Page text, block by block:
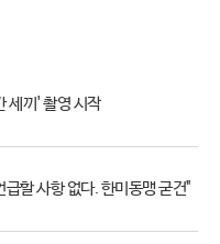
세끼' 촬영 시작
할 사항 없다. 한미동맹 굳건"